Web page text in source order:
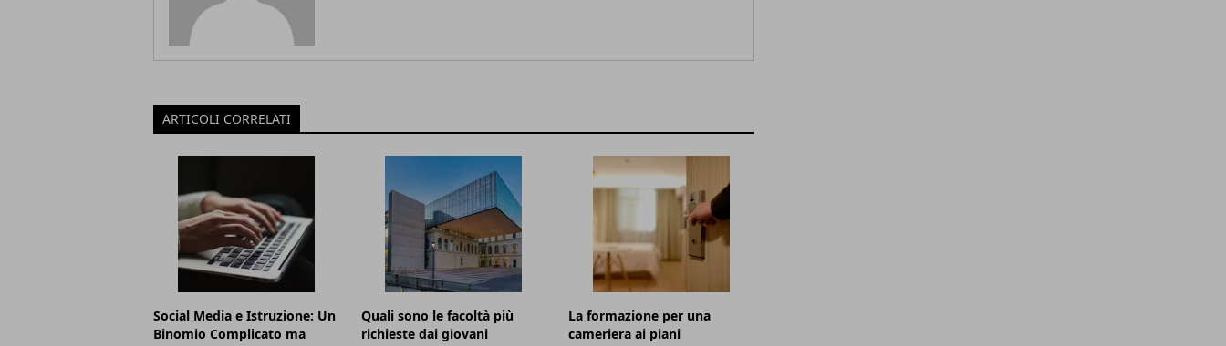
ARTICOLI CORRELATI
Social Media e Istruzione: Un
Binomio Complicato ma
Quali sono le facoltà più
richieste dai giovani
La formazione per una
cameriera ai piani